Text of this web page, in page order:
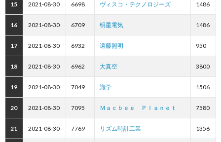
15 2021-08-30 6698 ヴィスコ・テクノロジーズ 1486
16 2021-08-30 6709 明星電気 1486
17 2021-08-30 6932 遠藤照明 950
18 2021-08-30 6962 大真空 3800
19 2021-08-30 7049 識学 1506
20 2021-08-30 7095 Ｍａｃｂｅｅ Ｐｌａｎｅｔ 7580
21 2021-08-30 7769 リズム時計工業 1356